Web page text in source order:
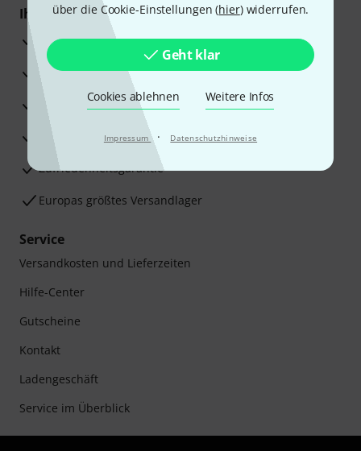
über die Cookie-Einstellungen (hier) widerrufen.
Geht klar
Cookies ablehnen Weitere Infos
Impressum · Datenschutzhinweise
Ihre Vorteile
3 Jahre Thomann Garantie
30 Tage Money-Back-Garantie
Reparaturservice
Beratung durch Fachexperten
Zufriedenheitsgarantie
Europas größtes Versandlager
Service
Versandkosten und Lieferzeiten
Hilfe-Center
Gutscheine
Kontakt
Ladengeschäft
Service im Überblick